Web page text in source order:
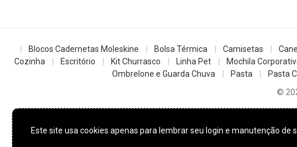
Blocos Cadernetas Moleskine Bolsa Térmica Camisetas
Cozinha
Escritório Kit Churrasco Linha Pet Mochila
Ombrelone e Guarda Chuva
Pasta Pasta
©
Este site usa cookies apenas para lembrar seu login e manutenção